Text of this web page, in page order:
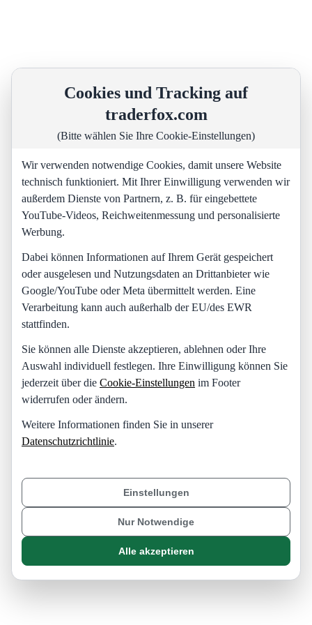
Cookies und Tracking auf
traderfox.com
(Bitte wählen Sie Ihre Cookie-Einstellungen)
Wir verwenden notwendige Cookies, damit unsere Website
technisch funktioniert. Mit Ihrer Einwilligung verwenden wir
außerdem Dienste von Partnern, z. B. für eingebettete
YouTube-Videos, Reichweitenmessung und personalisierte
Werbung.
Dabei können Informationen auf Ihrem Gerät gespeichert
oder ausgelesen und Nutzungsdaten an Drittanbieter wie
Google/YouTube oder Meta übermittelt werden. Eine
Verarbeitung kann auch außerhalb der EU/des EWR
stattfinden.
Sie können alle Dienste akzeptieren, ablehnen oder Ihre
Auswahl individuell festlegen. Ihre Einwilligung können Sie
jederzeit über die Cookie-Einstellungen im Footer
widerrufen oder ändern.
Weitere Informationen finden Sie in unserer
Datenschutzrichtlinie.
Einstellungen
Nur Notwendige
Alle akzeptieren